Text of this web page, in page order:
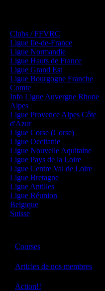
Clubs / FFVRC
Ligue Ile-de-France
Ligue Normandie
Ligue Hauts de France
Ligue Grand Est
Ligue Bourgogne Franche
Comte
Info Ligue Auvergne Rhone
Alpes
Ligue Provence Alpes Côte
d'Azur
Ligue Corse (Corse)
Ligue Occitanie
Ligue Nouvelle Aquitaine
Ligue Pays de la Loire
Ligue Centre Val de Loire
Ligue Bretagne
Ligue Antilles
Ligue Réunion
Belgique
Suisse
Courses
Articles de nos membres
Action!!